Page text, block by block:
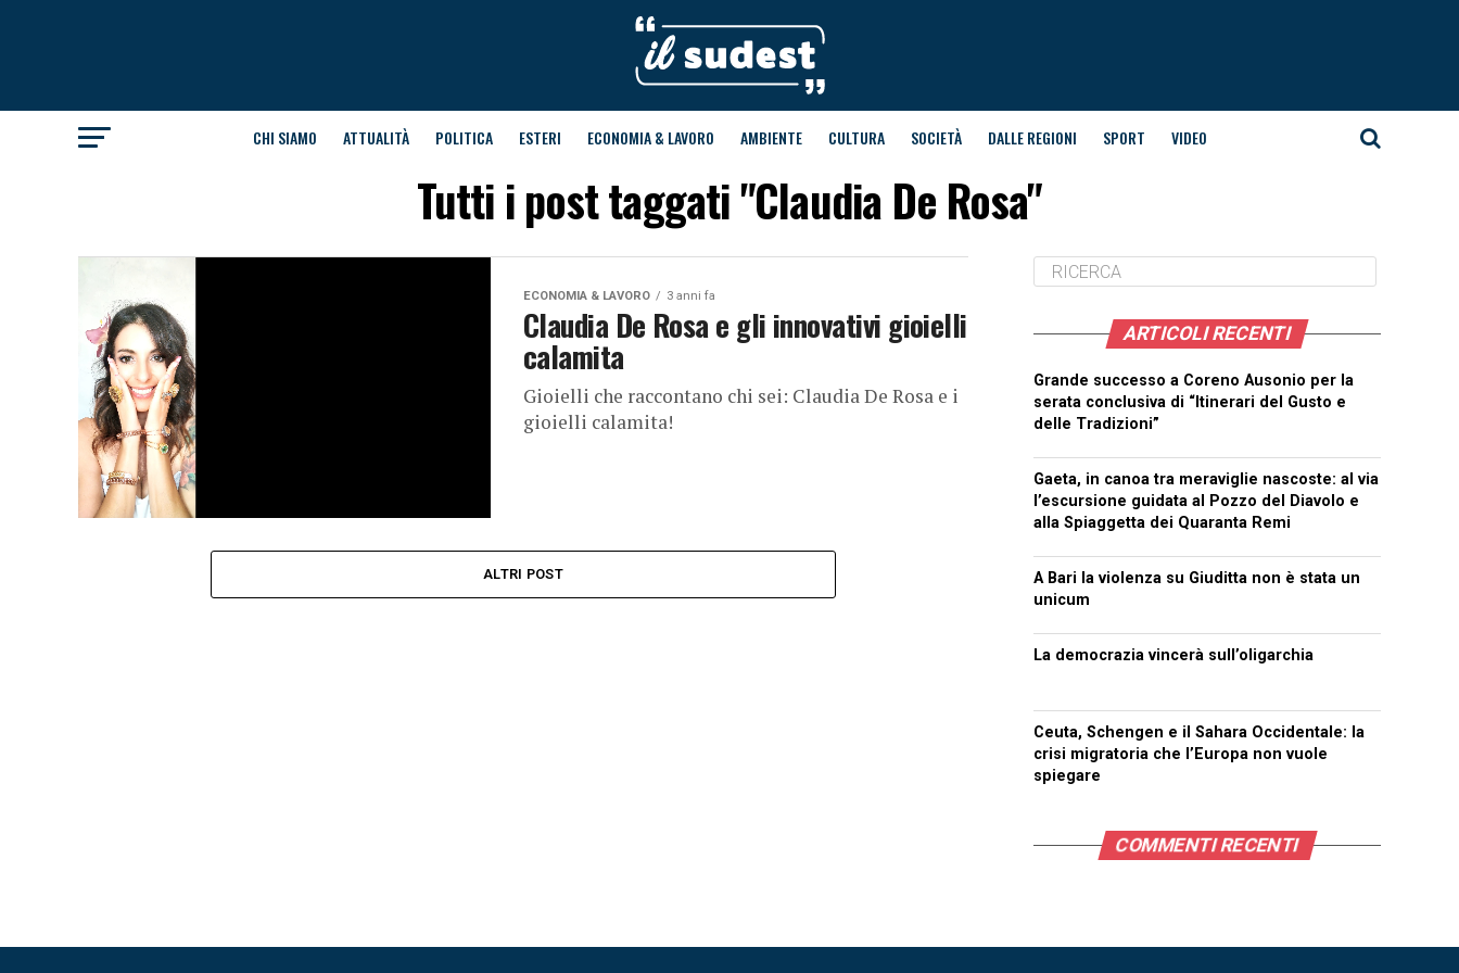
CHI SIAMO ATTUALITÀ POLITICA ESTERI ECONOMIA & LAVORO AMBIENTE CULTURA SOCIETÀ DALLE REGIONI SPORT VIDEO
Tutti i post taggati "Claudia De Rosa"
ECONOMIA & LAVORO 3 anni fa
Claudia De Rosa e gli innovativi gioielli
calamita
Gioielli che raccontano chi sei: Claudia De Rosa e i
gioielli calamita!
ALTRI POST
ARTICOLI RECENTI
Grande successo a Coreno Ausonio per la
serata conclusiva di “Itinerari del Gusto e
delle Tradizioni”
Gaeta, in canoa tra meraviglie nascoste: al via
l’escursione guidata al Pozzo del Diavolo e
alla Spiaggetta dei Quaranta Remi
A Bari la violenza su Giuditta non è stata un
unicum
La democrazia vincerà sull’oligarchia
Ceuta, Schengen e il Sahara Occidentale: la
crisi migratoria che l’Europa non vuole
spiegare
COMMENTI RECENTI